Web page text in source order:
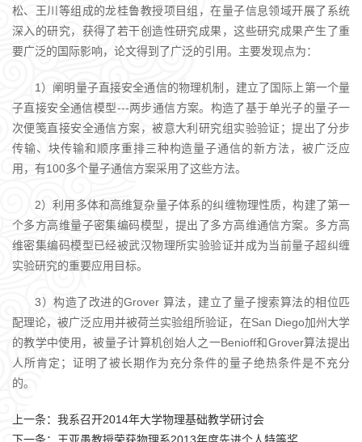
松、王川等组成的龙桂鲁教授项目组，在量子信息领域开展了系统
深入的研究，获得了若干创造性研究成果，这些研究成果产生了重
要广泛的国际影响，论文得到了广泛的引用。主要发现点为：
1）阐明量子直接安全通信的物理机制，建立了国际上第一个量
子直接安全通信模型---两步通信方案。构造了基于单光子的量子一
次便笺直接安全通信方案，被意大利研究组实验验证；提出了分步
传输、块传输和顺序重排三种构造量子通信的新方法，被广泛应
用，有100多个量子通信方案采用了这些方法。
2）利用多体和高维复杂量子体系的纠缠物理性质，构建了第一
个多方高维量子密集编码模型，提出了多方高维通信方案。多方高
维密集编码模型已经被武汉物理所实验验证并成为当前量子超纠缠
实验研究的重要应用目标。
3）构造了改进的Grover 算法，建立了量子搜索算法的相位匹
配理论，被广泛应用并被荷兰实验组所验证，在San Diego加州大学
的教学中使用，被量子计算机创始人之一Benioff和Grover算法提出
人所肯定；证明了被长期作为充分条件的量子绝热条件是不充分
的。
上一条： 我系召开2014年大学物理基础教学研讨会